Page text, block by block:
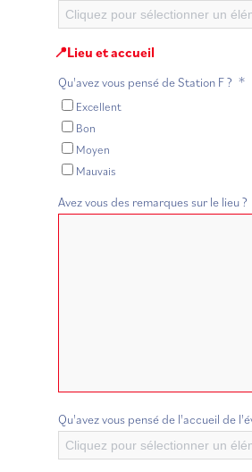
Cliquez pour sélectionner un
📍Lieu et accueil
Qu'avez vous pensé de Station F ? *
Excellent
Bon
Moyen
Mauvais
Avez vous des remarques sur le lieu ?
Qu'avez vous pensé de l'accueil de
Cliquez pour sélectionner un